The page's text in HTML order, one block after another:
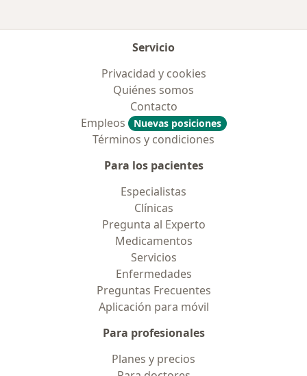
Servicio
Privacidad y cookies
Quiénes somos
Contacto
Empleos
Nuevas posiciones
Términos y condiciones
Para los pacientes
Especialistas
Clínicas
Pregunta al Experto
Medicamentos
Servicios
Enfermedades
Preguntas Frecuentes
Aplicación para móvil
Para profesionales
Planes y precios